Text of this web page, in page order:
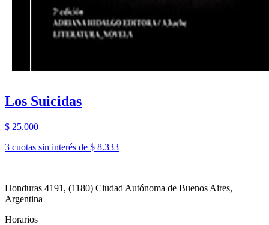
Los Suicidas
$ 25.000
3 cuotas sin interés de $ 8.333
Honduras 4191, (1180) Ciudad Autónoma de Buenos Aires,
Argentina
Horarios